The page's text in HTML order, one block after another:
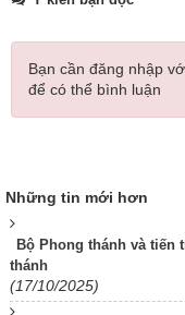
Bạn cần đăng nhập
để có thể bình luận
Những tin mới hơn
Bộ Phong thánh và tiến
thánh
(17/10/2025)